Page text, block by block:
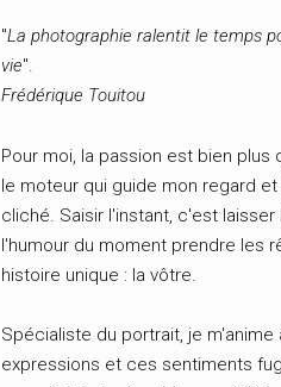
"La photographie ralentit le temps
vie".
Frédérique Touitou
Pour moi, la passion est bien
le moteur qui guide mon regard
cliché. Saisir l'instant, c'est laisser
l'humour du moment prendre les
histoire unique : la vôtre.
Spécialiste du portrait, je
expressions et ces sentiments